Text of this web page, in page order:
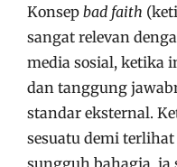
Konsep bad faith
sangat relevan
media sosial, ketika
dan tanggung
standar eksternal.
sesuatu demi
sungguh bahagia, ia